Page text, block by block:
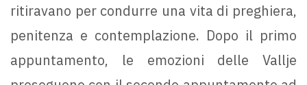
ritiravano per condurre una vita di preghiera,
penitenza e contemplazione. Dopo il primo
appuntamento, le emozioni delle Vallje